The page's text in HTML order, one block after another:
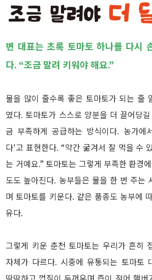
변 대표는 초록 토마토 하나를 다시
다. “조금 말려 키워야 해요.”
물을 많이 줄수록 좋은 토마토가 되는 줄
였다. 토마토가 스스로 양분을 더 끌어당
금 부족하게 공급하는 방식이다. 농가에
다'고 표현한다. “약간 굶겨서 잘 먹을 수
는 거예요.” 토마토는 그렇게 부족한 환경
도도 높아진다. 농부들은 물을 한 번 주는
며 토마토를 키운다. 같은 품종도 농부에
유다.
그렇게 키운 춘천 토마토는 우리가 흔히
자체가 다르다. 시중에 유통되는 토마토